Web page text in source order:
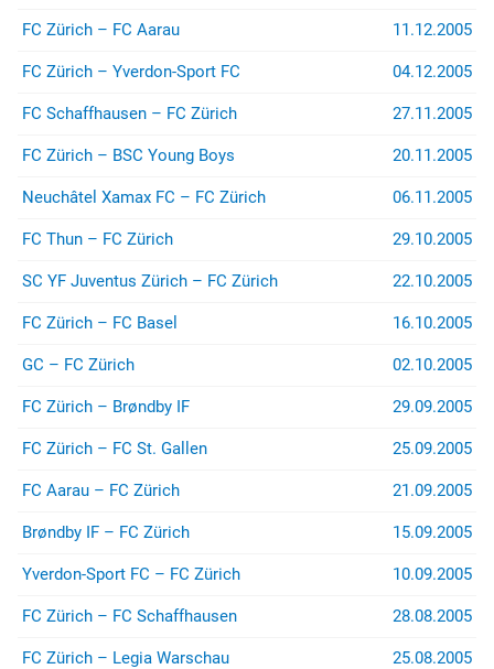
FC Zürich – FC Aarau 11.12.2005
FC Zürich – Yverdon-Sport FC 04.12.2005
FC Schaffhausen – FC Zürich 27.11.2005
FC Zürich – BSC Young Boys 20.11.2005
Neuchâtel Xamax FC – FC Zürich 06.11.2005
FC Thun – FC Zürich 29.10.2005
SC YF Juventus Zürich – FC Zürich 22.10.2005
FC Zürich – FC Basel 16.10.2005
GC – FC Zürich 02.10.2005
FC Zürich – Brøndby IF 29.09.2005
FC Zürich – FC St. Gallen 25.09.2005
FC Aarau – FC Zürich 21.09.2005
Brøndby IF – FC Zürich 15.09.2005
Yverdon-Sport FC – FC Zürich 10.09.2005
FC Zürich – FC Schaffhausen 28.08.2005
FC Zürich – Legia Warschau 25.08.2005